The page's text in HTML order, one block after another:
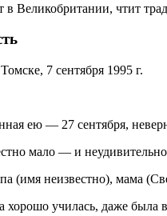
в Великобритании, чтит
7 сентября 1995 г.
ею — 27 сентября,
мало — и
(имя неизвестно), мама
хорошо училась, даже была